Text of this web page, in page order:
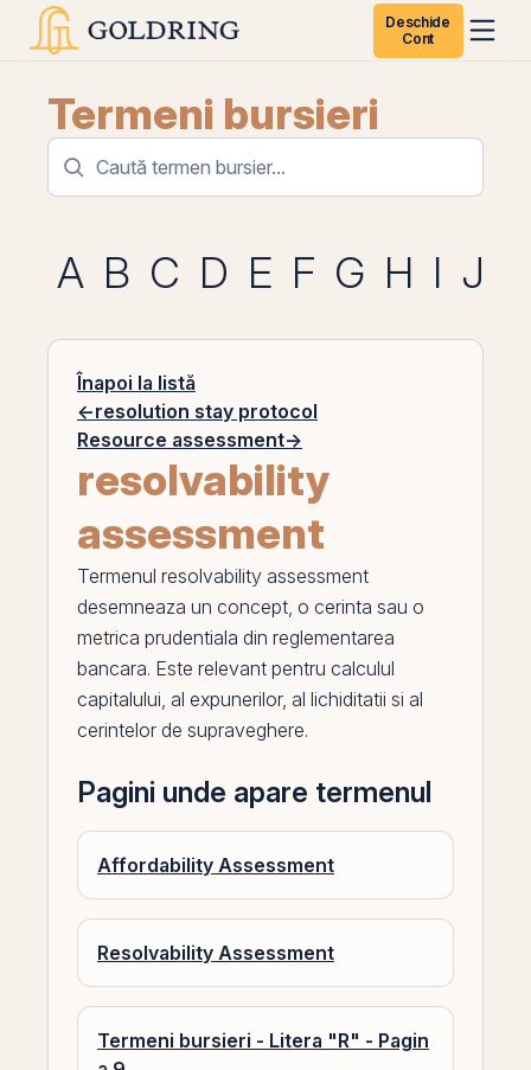
Deschide
Cont
Termeni bursieri
A B C D E F G H I J
Înapoi la listă
←resolution stay protocol
Resource assessment→
resolvability
assessment
Termenul resolvability assessment
desemneaza un concept, o cerinta sau o
metrica prudentiala din reglementarea
bancara. Este relevant pentru calculul
capitalului, al expunerilor, al lichiditatii si al
cerintelor de supraveghere.
Pagini unde apare termenul
Affordability Assessment
Resolvability Assessment
Termeni bursieri - Litera "R" - Pagin